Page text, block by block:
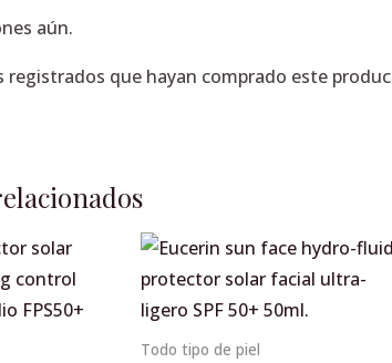
aún.
registrados que hayan comprado este
Todo tipo de piel